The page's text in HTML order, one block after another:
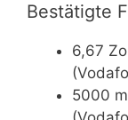
Bestätigte
6,67
5000